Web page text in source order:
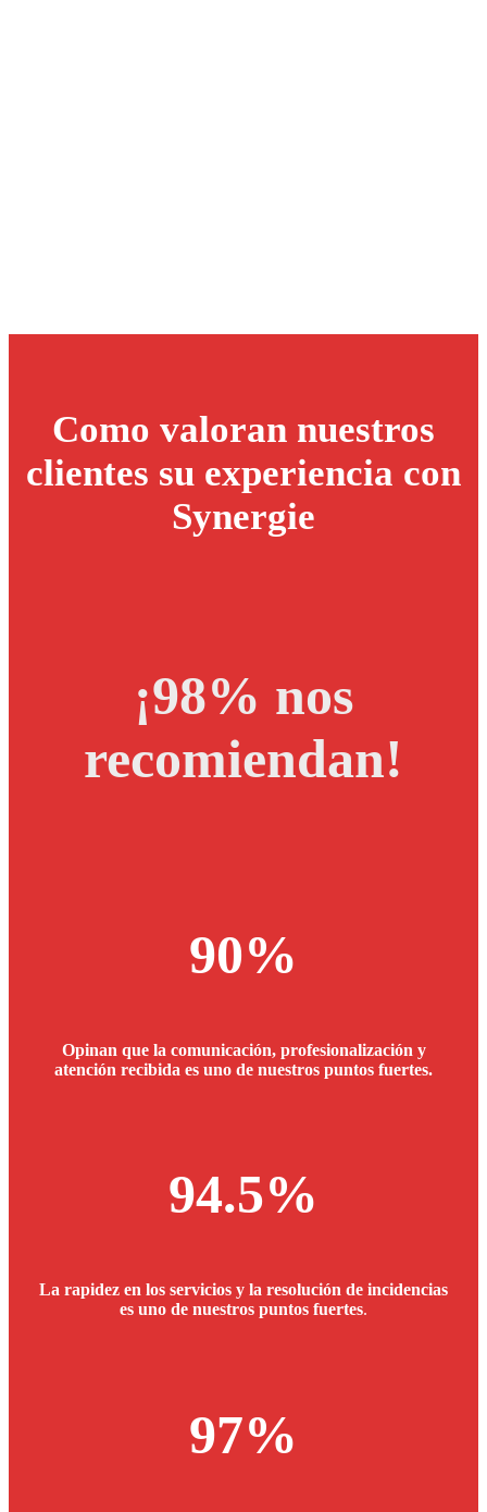
Como valoran nuestros
clientes su experiencia con
Synergie
¡98% nos
recomiendan!
90%
Opinan que la comunicación, profesionalización y
atención recibida es uno de nuestros puntos fuertes.
94.5%
La rapidez en los servicios y la resolución de incidencias
es uno de nuestros puntos fuertes.
97%